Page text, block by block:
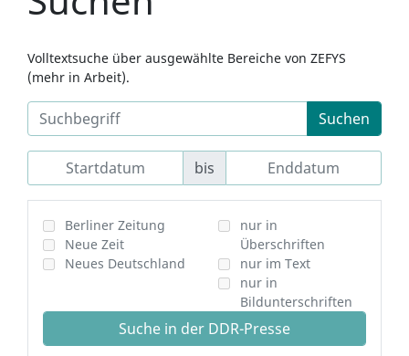
Volltextsuche über ausgewählte Bereiche von ZEFYS
(mehr in Arbeit).
Suchen
bis
Berliner Zeitung
Neue Zeit
Neues Deutschland
nur in
Überschriften
nur im Text
nur in
Bildunterschriften
Suche in der DDR-Presse